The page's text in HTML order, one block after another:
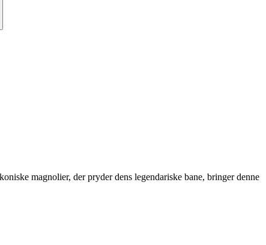
magnolier, der pryder dens legendariske bane, bringer denne